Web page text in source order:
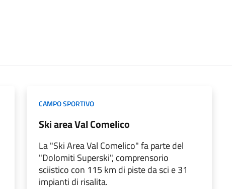
CAMPO SPORTIVO
Ski area Val Comelico
La "Ski Area Val Comelico" fa parte del
"Dolomiti Superski", comprensorio
sciistico con 115 km di piste da sci e 31
impianti di risalita.